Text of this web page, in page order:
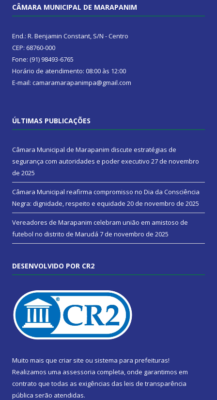
CÂMARA MUNICIPAL DE MARAPANIM
End.: R. Benjamin Constant, S/N - Centro
CEP: 68760-000
Fone: (91) 98493-6765
Horário de atendimento: 08:00 às 12:00
E-mail: camaramarapanimpa@gmail.com
ÚLTIMAS PUBLICAÇÕES
Câmara Municipal de Marapanim discute estratégias de
segurança com autoridades e poder executivo 27 de novembro
de 2025
Câmara Municipal reafirma compromisso no Dia da Consciência
Negra: dignidade, respeito e equidade 20 de novembro de 2025
Vereadores de Marapanim celebram união em amistoso de
futebol no distrito de Marudá 7 de novembro de 2025
DESENVOLVIDO POR CR2
Muito mais que criar site ou sistema para prefeituras!
Realizamos uma assessoria completa, onde garantimos em
contrato que todas as exigências das leis de transparência
pública serão atendidas.